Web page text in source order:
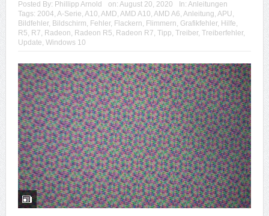
Posted By: Phillipp Arnold on: August 20, 2020 In: Anleitungen
Tags: 2004 A-Serie A10 AMD AMD A10 AMD A6 Anleitung APU
Bildfehler, Bildschirm Fehler, Flackern Flimmern Grafikfehler, Hilfe
R5 R7 Radeon Radeon R5 Radeon R7 Tipp Treiber, Treiberfehler,
Update Windows 10